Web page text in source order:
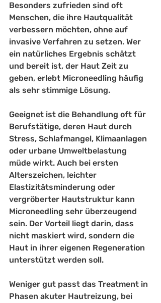
Besonders zufrieden sind oft
Menschen, die ihre Hautqualität
verbessern möchten, ohne auf
invasive Verfahren zu setzen. Wer
ein natürliches Ergebnis schätzt
und bereit ist, der Haut Zeit zu
geben, erlebt Microneedling häufig
als sehr stimmige Lösung.
Geeignet ist die Behandlung oft für
Berufstätige, deren Haut durch
Stress, Schlafmangel, Klimaanlagen
oder urbane Umweltbelastung
müde wirkt. Auch bei ersten
Alterszeichen, leichter
Elastizitätsminderung oder
vergröberter Hautstruktur kann
Microneedling sehr überzeugend
sein. Der Vorteil liegt darin, dass
nicht maskiert wird, sondern die
Haut in ihrer eigenen Regeneration
unterstützt werden soll.
Weniger gut passt das Treatment in
Phasen akuter Hautreizung, bei